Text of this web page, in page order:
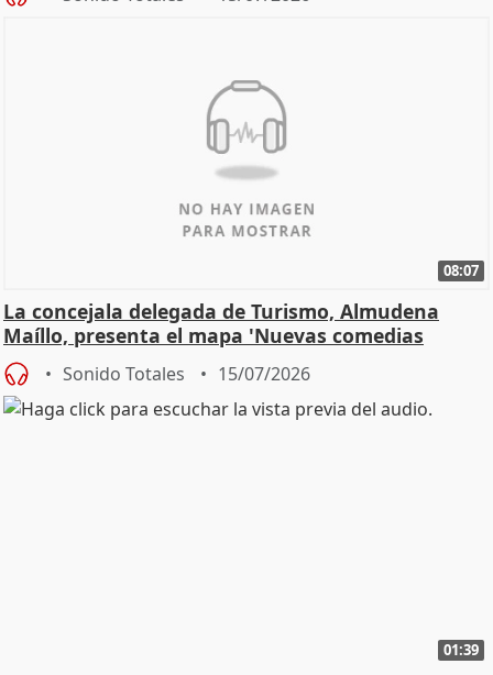
08:07
La concejala delegada de Turismo, Almudena
Maíllo, presenta el mapa 'Nuevas comedias
madrileñas'
Sonido Totales 15/07/2026
01:39